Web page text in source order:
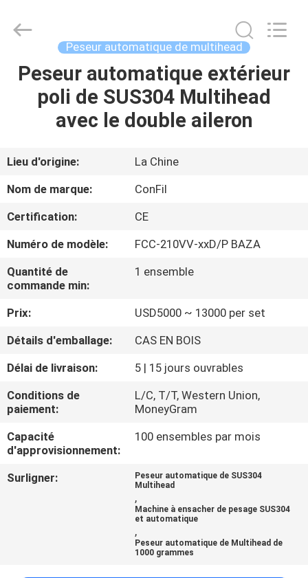
MAISON
PRODUITS
VIDÉOS
SUJET
DE
NOUS
VISITE
D'USINE
CONTRÔLE
DE
QUALITÉ
DEMANDEZ
2025
ConFil
Rights
Reserved.
Peseur automatique de multihead
Peseur automatique extérieur
poli de SUS304 Multihead
avec le double aileron
Lieu d'origine:
La Chine
Nom de marque:
ConFil
Certification:
CE
Numéro de modèle:
FCC-210VV-xxD/P BAZA
Quantité de
commande min:
1 ensemble
Prix:
USD5000 ~ 13000 per set
Détails d'emballage:
CAS EN BOIS
Délai de livraison:
5 | 15 jours ouvrables
Conditions de
paiement:
L/C, T/T, Western Union,
MoneyGram
Capacité
d'approvisionnement:
100 ensembles par mois
Surligner:
Peseur automatique de SUS304
Multihead
,
Machine à ensacher de pesage SUS304
et automatique
,
Peseur automatique de Multihead de
1000 grammes